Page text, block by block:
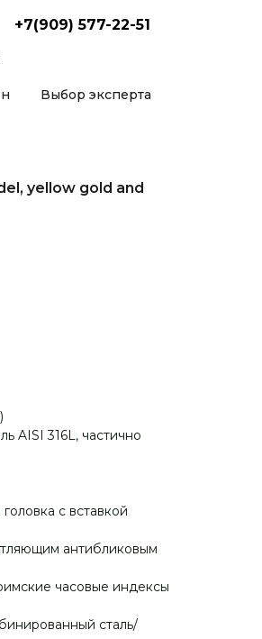
+7(909) 577-22-51
Выбор эксперта
yellow gold and
AISI 316L, частично
с вставкой
антибликовым
часовые индексы
сталь/